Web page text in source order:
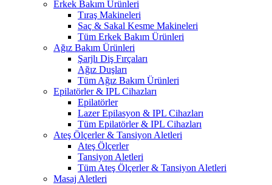
Erkek Bakım Ürünleri
Tıraş Makineleri
Saç & Sakal Kesme Makineleri
Tüm Erkek Bakım Ürünleri
Ağız Bakım Ürünleri
Şarjlı Diş Fırçaları
Ağız Duşları
Tüm Ağız Bakım Ürünleri
Epilatörler & IPL Cihazları
Epilatörler
Lazer Epilasyon & IPL Cihazları
Tüm Epilatörler & IPL Cihazları
Ateş Ölçerler & Tansiyon Aletleri
Ateş Ölçerler
Tansiyon Aletleri
Tüm Ateş Ölçerler & Tansiyon Aletleri
Masaj Aletleri